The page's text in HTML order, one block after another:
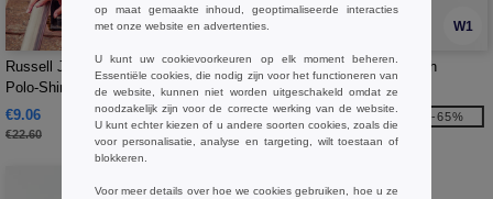
W1
Russell JZ569 - Klassieke Katoenen
Polo-Shirt
€9.06
€22.60
-60%
W1
Russell RU508M - Organisch
herenpolo
€8.76
-65%
op maat gemaakte inhoud, geoptimaliseerde interacties
met onze website en advertenties.
U kunt uw cookievoorkeuren op elk moment beheren.
Essentiële cookies, die nodig zijn voor het functioneren van
de website, kunnen niet worden uitgeschakeld omdat ze
noodzakelijk zijn voor de correcte werking van de website.
U kunt echter kiezen of u andere soorten cookies, zoals die
voor personalisatie, analyse en targeting, wilt toestaan of
blokkeren.
Voor meer details over hoe we cookies gebruiken, hoe u ze